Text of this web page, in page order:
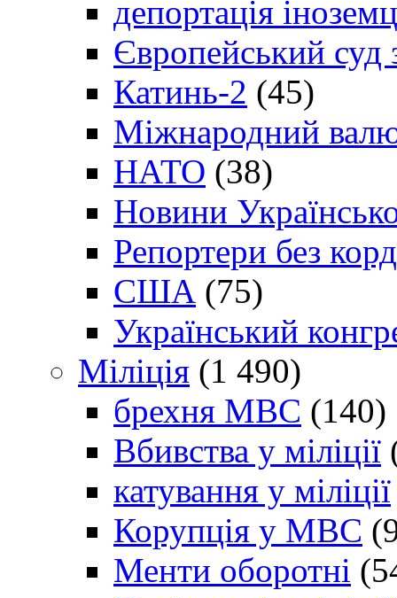
депортація
Європейський
Катинь-2 (45)
Міжнародний
НАТО (38)
Новини
Репортери без
США (75)
Український
Міліція (1 490)
брехня МВС (140)
Вбивства у міліції
катування у міліції
Корупція у МВС
Менти оборотні